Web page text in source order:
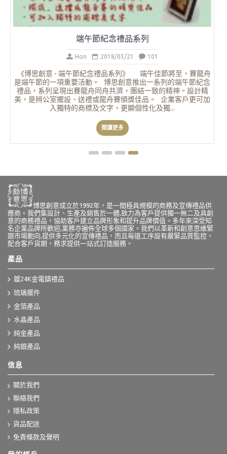
端午節紀念禮品系列
Hon 2018/03/21 101
《博思創意 - 端午節紀念禮品系列》 端午佳節將至，賽龍舟
是端午節的一項重要活動。 博思創意推出一系列的端午節紀念
禮品，系列呈現出賽龍舟同舟共濟，團結一致的精神。設計精
美，是辨公室擺設、送禮或龍舟賽頒獎佳品。 企業客戶更可加
入獨特的商標及文字，更顯個性化及獨...
閱讀更多
博思創意成立於1992年，是一間極具規模的商務及宣傳禮品供
應商。我們集設計、生產及銷售於一體,致力為客戶提供獨一無二及具創
意的商務禮品，協助客戶建立品牌形象和提升品牌價值。多年來深受知
名企業品牌所歡迎,業務亦遍佈全球多個國家。我們以革新和創意思維緊
跟市場動向,提供多元化的宣傳禮品，而且每道工序設有嚴緊品質監控，
配合客戶貨期，務求提供一站式訂造服務。
產品
鍍24K金電鑄禮品
琉璃擺件
金箔產品
水晶產品
純金產品
純銀產品
信息
關於我們
聯絡我們
隱私政策
貨品配送
免責條款及聲明